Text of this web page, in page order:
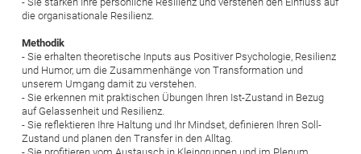
die organisationale Resilienz.
Methodik
- Sie erhalten theoretische Inputs aus Positiver Psychologie, Resilienz
und Humor, um die Zusammenhänge von Transformation und
unserem Umgang damit zu verstehen.
- Sie erkennen mit praktischen Übungen Ihren Ist-Zustand in Bezug
auf Gelassenheit und Resilienz.
- Sie reflektieren Ihre Haltung und Ihr Mindset, definieren Ihren Soll-
Zustand und planen den Transfer in den Alltag.